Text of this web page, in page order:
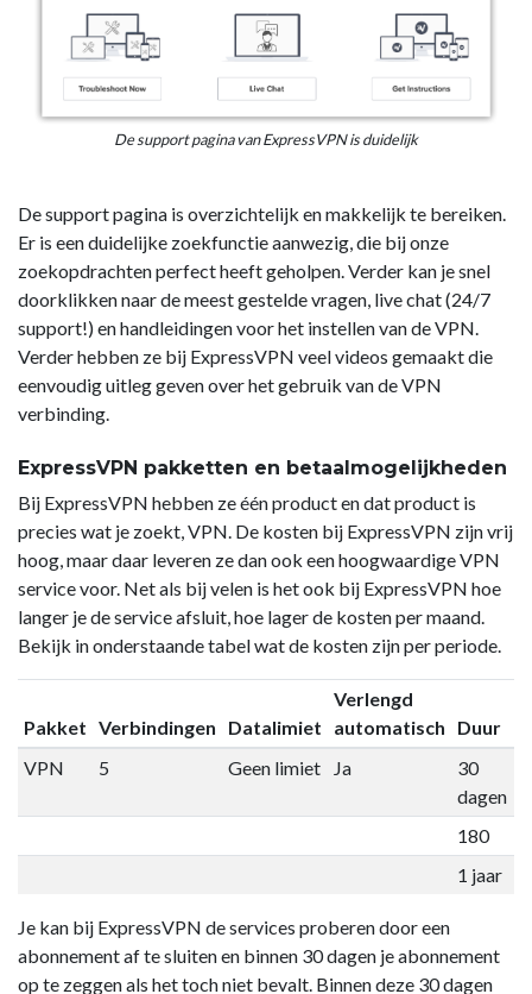
De support pagina van ExpressVPN is duidelijk
De support pagina is overzichtelijk en makkelijk te bereiken.
Er is een duidelijke zoekfunctie aanwezig, die bij onze
zoekopdrachten perfect heeft geholpen. Verder kan je snel
doorklikken naar de meest gestelde vragen, live chat (24/7
support!) en handleidingen voor het instellen van de VPN.
Verder hebben ze bij ExpressVPN veel videos gemaakt die
eenvoudig uitleg geven over het gebruik van de VPN
verbinding.
ExpressVPN pakketten en betaalmogelijkheden
Bij ExpressVPN hebben ze één product en dat product is
precies wat je zoekt, VPN. De kosten bij ExpressVPN zijn vrij
hoog, maar daar leveren ze dan ook een hoogwaardige VPN
service voor. Net als bij velen is het ook bij ExpressVPN hoe
langer je de service afsluit, hoe lager de kosten per maand.
Bekijk in onderstaande tabel wat de kosten zijn per periode.
Pakket Verbindingen Datalimiet
Verlengd
automatisch
Duur
VPN
5 Geen limiet Ja
30
dagen
180
1 jaar
Je kan bij ExpressVPN de services proberen door een
abonnement af te sluiten en binnen 30 dagen je abonnement
op te zeggen als het toch niet bevalt. Binnen deze 30 dagen